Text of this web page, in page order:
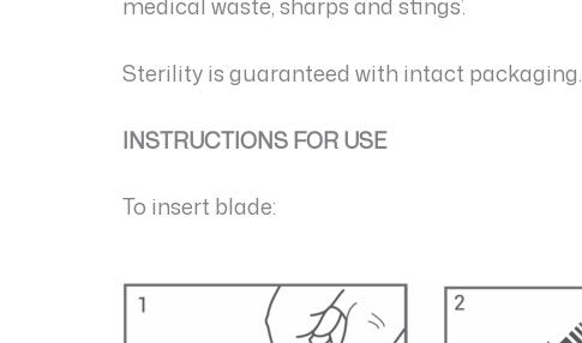
Sterility is guaranteed with intact packaging.
INSTRUCTIONS FOR USE
To insert blade: